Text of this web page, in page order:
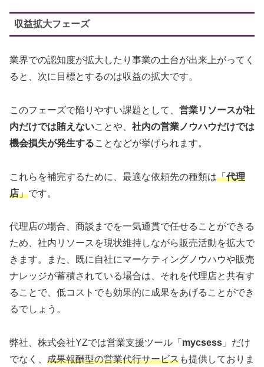
収益拡大フェーズ
業界での認知度が拡大したり事業の土台が出来上がってく
ると、次に目標とするのは収益の拡大です。
このフェーズで陥りやすい課題として、 営業リソースが社
内だけでは賄えないことや、 社内の営業ノウハウだけでは
機会損失が発生することなどが挙げられます。
これらを補完するために、最適な依頼先の種類は「代理
店」です。
代理店の場合、商談までを一気通貫で任せることができる
ため、社内リソースを現状維持しながら販売活動を拡大で
きます。また、既に自社にマーケティングノウハウや販売
ナレッジが蓄積されている場合は、それを代理店と共有す
ることで、低コストでも効果的に成果をあげることができ
るでしょう。
弊社、株式会社YZでは営業支援ツール「 mycsess 」だけ
でなく、 成果報酬型の営業代行サービスも提供しておりま